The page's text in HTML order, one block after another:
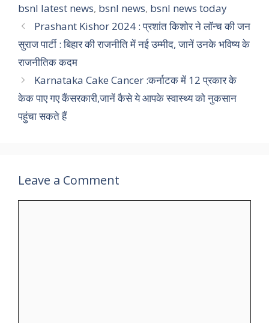
bsnl latest news, bsnl news, bsnl news today
Prashant Kishor 2024 : प्रशांत किशोर ने लॉन्च की जन
सुराज पार्टी : बिहार की राजनीति में नई उम्मीद, जानें उनके भविष्य के
राजनीतिक कदम
Karnataka Cake Cancer :कर्नाटक में 12 प्रकार के
केक पाए गए कैंसरकारी,जानें कैसे ये आपके स्वास्थ्य को नुकसान
पहुंचा सकते हैं
Leave a Comment